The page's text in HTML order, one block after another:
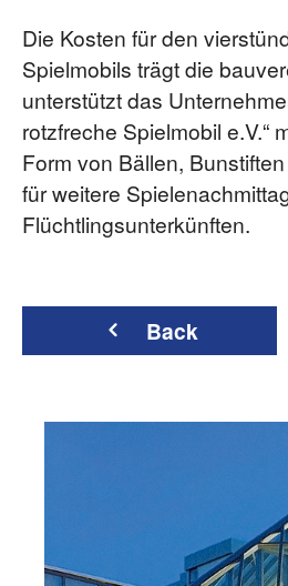
Die Kosten für den
Spielmobils trägt die
unterstützt das
rotzfreche Spielmobil e.V.“
Form von Bällen,
für weitere
Flüchtlingsunterkünften.
Back